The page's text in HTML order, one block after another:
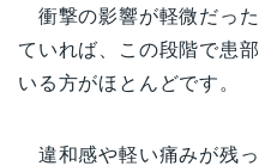
衝撃の影響が軽微だっ
ていれば、この段階で患
いる方がほとんどです。
違和感や軽い痛みが残